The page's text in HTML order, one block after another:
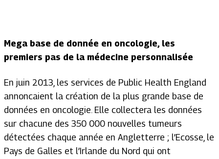
Mega base de donnée en oncologie, les
premiers pas de la médecine personnalisée
En juin 2013, les services de Public Health England
annoncaient la création de la plus grande base de
données en oncologie. Elle collectera les données
sur chacune des 350 000 nouvelles tumeurs
détectées chaque année en Angletterre ; l’Ecosse, le
Pays de Galles et l’Irlande du Nord qui ont